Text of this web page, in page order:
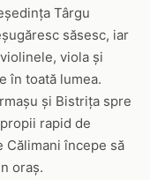
Târgu
săsesc, iar
viola și
în toată lumea.
și Bistrița spre
rapid de
începe să
oraș.